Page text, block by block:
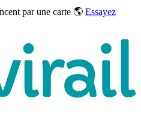
par une carte 🌎 Essayez